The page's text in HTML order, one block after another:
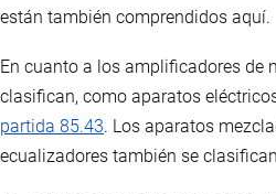
están también comprendidos aquí.
En cuanto a los amplificadores de
clasifican, como aparatos
partida 85.43. Los aparatos
ecualizadores también se